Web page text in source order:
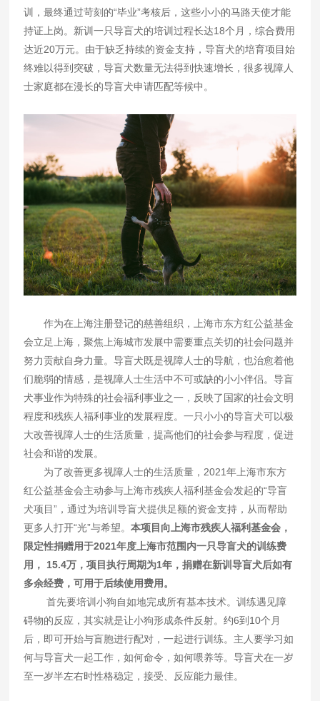
训，最终通过苛刻的“毕业”考核后，这些小小的马路天使才能
持证上岗。新训一只导盲犬的培训过程长达18个月，综合费用
达近20万元。由于缺乏持续的资金支持，导盲犬的培育项目始
终难以得到突破，导盲犬数量无法得到快速增长，很多视障人
士家庭都在漫长的导盲犬申请匹配等候中。
作为在上海注册登记的慈善组织，上海市东方红公益基金
会立足上海，聚焦上海城市发展中需要重点关切的社会问题并
努力贡献自身力量。导盲犬既是视障人士的导航，也治愈着他
们脆弱的情感，是视障人士生活中不可或缺的小小伴侣。导盲
犬事业作为特殊的社会福利事业之一，反映了国家的社会文明
程度和残疾人福利事业的发展程度。一只小小的导盲犬可以极
大改善视障人士的生活质量，提高他们的社会参与程度，促进
社会和谐的发展。
为了改善更多视障人士的生活质量，2021年上海市东方
红公益基金会主动参与上海市残疾人福利基金会发起的“导盲
犬项目”，通过为培训导盲犬提供足额的资金支持，从而帮助
更多人打开“光”与希望。本项目向上海市残疾人福利基金会，
限定性捐赠用于2021年度上海市范围内一只导盲犬的训练费
用， 15.4万，项目执行周期为1年，捐赠在新训导盲犬后如有
多余经费，可用于后续使用费用。
首先要培训小狗自如地完成所有基本技术。训练遇见障
碍物的反应，其实就是让小狗形成条件反射。约6到10个月
后，即可开始与盲胞进行配对，一起进行训练。主人要学习如
何与导盲犬一起工作，如何命令，如何喂养等。导盲犬在一岁
至一岁半左右时性格稳定，接受、反应能力最佳。